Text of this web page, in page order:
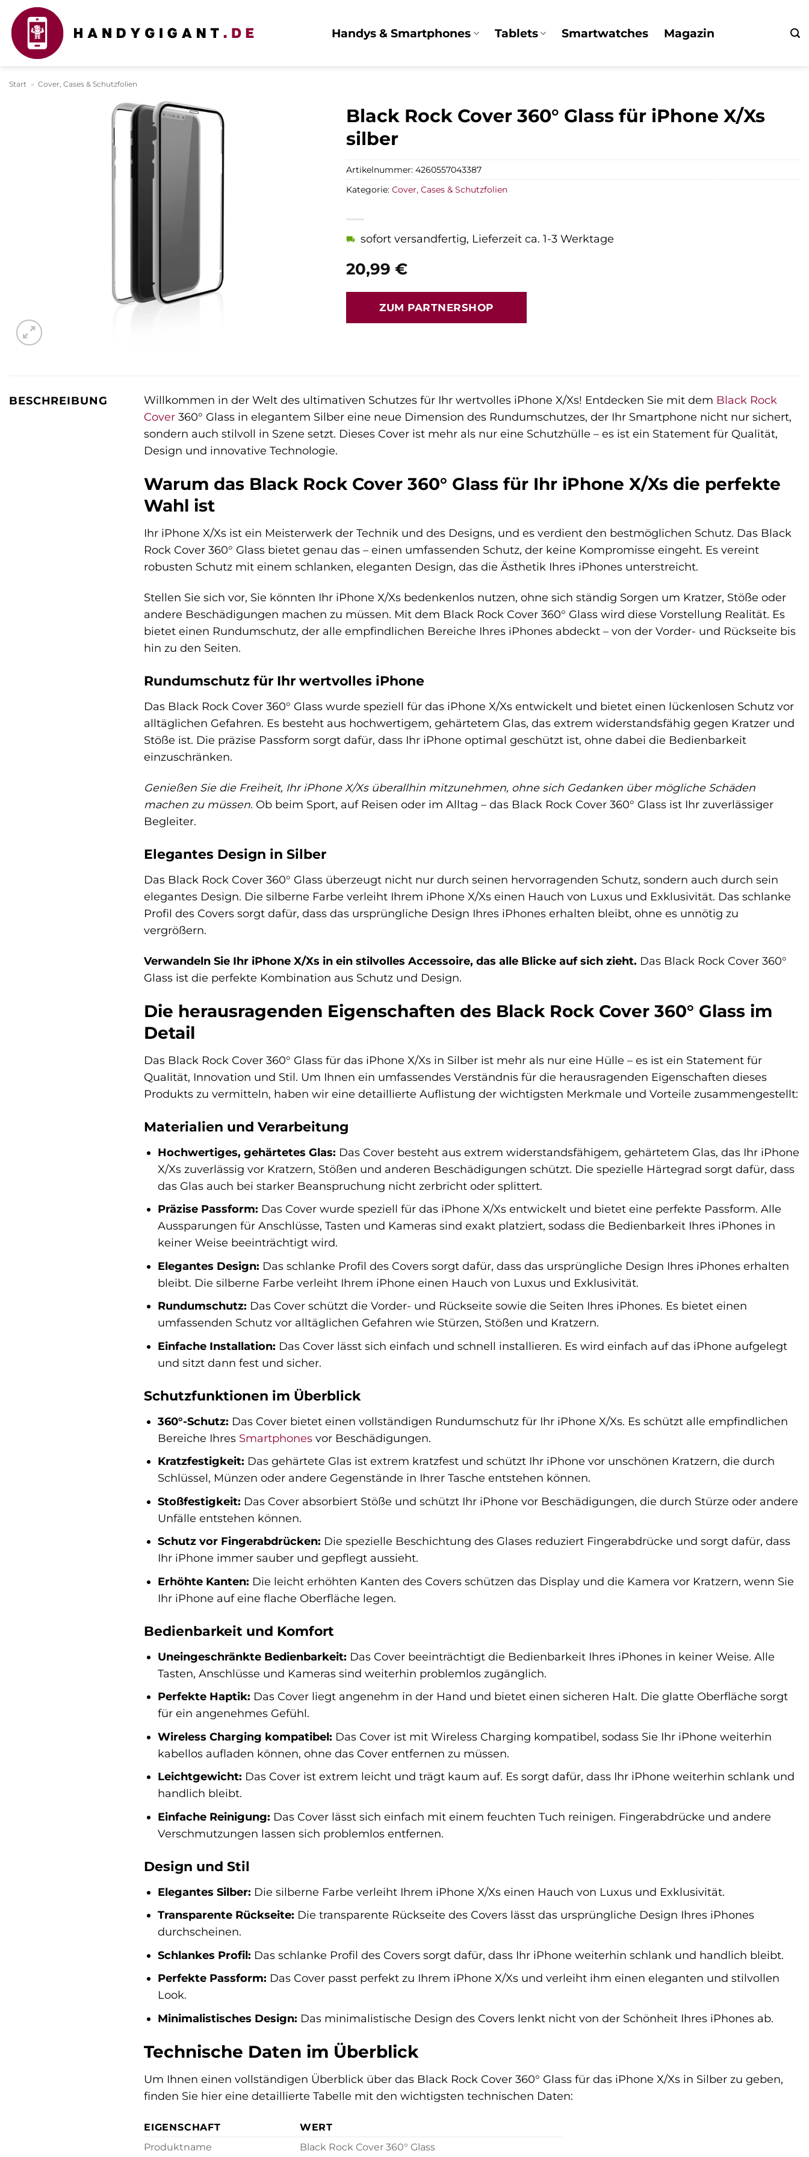
Zum
Inhalt
springen
Handys & Smartphones Tablets Smartwatches Magazin
Start » Cover, Cases & Schutzfolien
Black Rock Cover 360° Glass für iPhone X/Xs
silber
20,99 €
sofort versandfertig, Lieferzeit ca. 1-3 Werktage
ZUM PARTNERSHOP
Artikelnummer: 4260557043387
Kategorie: Cover, Cases & Schutzfolien
BESCHREIBUNG Willkommen in der Welt des ultimativen Schutzes für Ihr wertvolles iPhone X/Xs! Entdecken Sie mit dem Black Rock
Cover 360° Glass in elegantem Silber eine neue Dimension des Rundumschutzes, der Ihr Smartphone nicht nur sichert,
sondern auch stilvoll in Szene setzt. Dieses Cover ist mehr als nur eine Schutzhülle – es ist ein Statement für Qualität,
Design und innovative Technologie.
Warum das Black Rock Cover 360° Glass für Ihr iPhone X/Xs die perfekte
Wahl ist
Ihr iPhone X/Xs ist ein Meisterwerk der Technik und des Designs, und es verdient den bestmöglichen Schutz. Das Black
Rock Cover 360° Glass bietet genau das – einen umfassenden Schutz, der keine Kompromisse eingeht. Es vereint
robusten Schutz mit einem schlanken, eleganten Design, das die Ästhetik Ihres iPhones unterstreicht.
Stellen Sie sich vor, Sie könnten Ihr iPhone X/Xs bedenkenlos nutzen, ohne sich ständig Sorgen um Kratzer, Stöße oder
andere Beschädigungen machen zu müssen. Mit dem Black Rock Cover 360° Glass wird diese Vorstellung Realität. Es
bietet einen Rundumschutz, der alle empfindlichen Bereiche Ihres iPhones abdeckt – von der Vorder- und Rückseite bis
hin zu den Seiten.
Rundumschutz für Ihr wertvolles iPhone
Das Black Rock Cover 360° Glass wurde speziell für das iPhone X/Xs entwickelt und bietet einen lückenlosen Schutz vor
alltäglichen Gefahren. Es besteht aus hochwertigem, gehärtetem Glas, das extrem widerstandsfähig gegen Kratzer und
Stöße ist. Die präzise Passform sorgt dafür, dass Ihr iPhone optimal geschützt ist, ohne dabei die Bedienbarkeit
einzuschränken.
Genießen Sie die Freiheit, Ihr iPhone X/Xs überallhin mitzunehmen, ohne sich Gedanken über mögliche Schäden
machen zu müssen. Ob beim Sport, auf Reisen oder im Alltag – das Black Rock Cover 360° Glass ist Ihr zuverlässiger
Begleiter.
Elegantes Design in Silber
Das Black Rock Cover 360° Glass überzeugt nicht nur durch seinen hervorragenden Schutz, sondern auch durch sein
elegantes Design. Die silberne Farbe verleiht Ihrem iPhone X/Xs einen Hauch von Luxus und Exklusivität. Das schlanke
Profil des Covers sorgt dafür, dass das ursprüngliche Design Ihres iPhones erhalten bleibt, ohne es unnötig zu
vergrößern.
Verwandeln Sie Ihr iPhone X/Xs in ein stilvolles Accessoire, das alle Blicke auf sich zieht. Das Black Rock Cover 360°
Glass ist die perfekte Kombination aus Schutz und Design.
Die herausragenden Eigenschaften des Black Rock Cover 360° Glass im
Detail
Das Black Rock Cover 360° Glass für das iPhone X/Xs in Silber ist mehr als nur eine Hülle – es ist ein Statement für
Qualität, Innovation und Stil. Um Ihnen ein umfassendes Verständnis für die herausragenden Eigenschaften dieses
Produkts zu vermitteln, haben wir eine detaillierte Auflistung der wichtigsten Merkmale und Vorteile zusammengestellt:
Materialien und Verarbeitung
Hochwertiges, gehärtetes Glas: Das Cover besteht aus extrem widerstandsfähigem, gehärtetem Glas, das Ihr iPhone
X/Xs zuverlässig vor Kratzern, Stößen und anderen Beschädigungen schützt. Die spezielle Härtegrad sorgt dafür, dass
das Glas auch bei starker Beanspruchung nicht zerbricht oder splittert.
Präzise Passform: Das Cover wurde speziell für das iPhone X/Xs entwickelt und bietet eine perfekte Passform. Alle
Aussparungen für Anschlüsse, Tasten und Kameras sind exakt platziert, sodass die Bedienbarkeit Ihres iPhones in
keiner Weise beeinträchtigt wird.
Elegantes Design: Das schlanke Profil des Covers sorgt dafür, dass das ursprüngliche Design Ihres iPhones erhalten
bleibt. Die silberne Farbe verleiht Ihrem iPhone einen Hauch von Luxus und Exklusivität.
Rundumschutz: Das Cover schützt die Vorder- und Rückseite sowie die Seiten Ihres iPhones. Es bietet einen
umfassenden Schutz vor alltäglichen Gefahren wie Stürzen, Stößen und Kratzern.
Einfache Installation: Das Cover lässt sich einfach und schnell installieren. Es wird einfach auf das iPhone aufgelegt
und sitzt dann fest und sicher.
Schutzfunktionen im Überblick
360°-Schutz: Das Cover bietet einen vollständigen Rundumschutz für Ihr iPhone X/Xs. Es schützt alle empfindlichen
Bereiche Ihres Smartphonesvor Beschädigungen.
Kratzfestigkeit: Das gehärtete Glas ist extrem kratzfest und schützt Ihr iPhone vor unschönen Kratzern, die durch
Schlüssel, Münzen oder andere Gegenstände in Ihrer Tasche entstehen können.
Stoßfestigkeit: Das Cover absorbiert Stöße und schützt Ihr iPhone vor Beschädigungen, die durch Stürze oder andere
Unfälle entstehen können.
Schutz vor Fingerabdrücken: Die spezielle Beschichtung des Glases reduziert Fingerabdrücke und sorgt dafür, dass
Ihr iPhone immer sauber und gepflegt aussieht.
Erhöhte Kanten: Die leicht erhöhten Kanten des Covers schützen das Display und die Kamera vor Kratzern, wenn Sie
Ihr iPhone auf eine flache Oberfläche legen.
Bedienbarkeit und Komfort
Uneingeschränkte Bedienbarkeit: Das Cover beeinträchtigt die Bedienbarkeit Ihres iPhones in keiner Weise. Alle
Tasten, Anschlüsse und Kameras sind weiterhin problemlos zugänglich.
Perfekte Haptik: Das Cover liegt angenehm in der Hand und bietet einen sicheren Halt. Die glatte Oberfläche sorgt
für ein angenehmes Gefühl.
Wireless Charging kompatibel: Das Cover ist mit Wireless Charging kompatibel, sodass Sie Ihr iPhone weiterhin
kabellos aufladen können, ohne das Cover entfernen zu müssen.
Leichtgewicht: Das Cover ist extrem leicht und trägt kaum auf. Es sorgt dafür, dass Ihr iPhone weiterhin schlank und
handlich bleibt.
Einfache Reinigung: Das Cover lässt sich einfach mit einem feuchten Tuch reinigen. Fingerabdrücke und andere
Verschmutzungen lassen sich problemlos entfernen.
Design und Stil
Elegantes Silber: Die silberne Farbe verleiht Ihrem iPhone X/Xs einen Hauch von Luxus und Exklusivität.
Transparente Rückseite: Die transparente Rückseite des Covers lässt das ursprüngliche Design Ihres iPhones
durchscheinen.
Schlankes Profil: Das schlanke Profil des Covers sorgt dafür, dass Ihr iPhone weiterhin schlank und handlich bleibt.
Perfekte Passform: Das Cover passt perfekt zu Ihrem iPhone X/Xs und verleiht ihm einen eleganten und stilvollen
Look.
Minimalistisches Design: Das minimalistische Design des Covers lenkt nicht von der Schönheit Ihres iPhones ab.
Technische Daten im Überblick
Um Ihnen einen vollständigen Überblick über das Black Rock Cover 360° Glass für das iPhone X/Xs in Silber zu geben,
finden Sie hier eine detaillierte Tabelle mit den wichtigsten technischen Daten:
EIGENSCHAFT
WERT
Produktname
Black Rock Cover 360° Glass